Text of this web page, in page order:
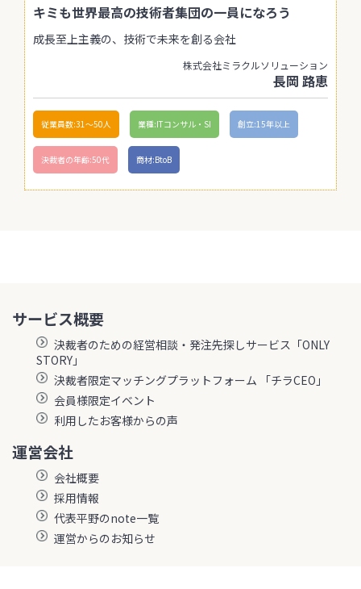
キミも世界最高の技術者集団の一員になろう
成長至上主義の、技術で未来を創る会社
株式会社ミラクルソリューション
長岡 路恵
従業員数:31〜50人 業種:ITコンサル・SI 創立:15年以上
決裁者の年齢:50代 商材:BtoB
サービス概要
決裁者のための経営相談・発注先探しサービス「ONLY
STORY」
決裁者限定マッチングプラットフォーム 「チラCEO」
会員様限定イベント
利用したお客様からの声
運営会社
会社概要
採用情報
代表平野のnote一覧
運営からのお知らせ